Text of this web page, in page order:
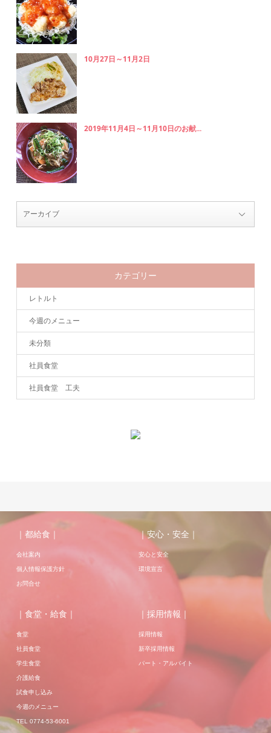
10月27日～11月2日
2019年11月4日～11月10日のお献...
カテゴリー
レトルト
今週のメニュー
未分類
社員食堂
社員食堂 工夫
｜都給食｜
会社案内
個人情報保護方針
お問合せ
｜安心・安全｜
安心と安全
環境宣言
｜食堂・給食｜
食堂
社員食堂
学生食堂
介護給食
試食申し込み
今週のメニュー
TEL 0774-53-6001
｜採用情報｜
採用情報
新卒採用情報
パート・アルバイト